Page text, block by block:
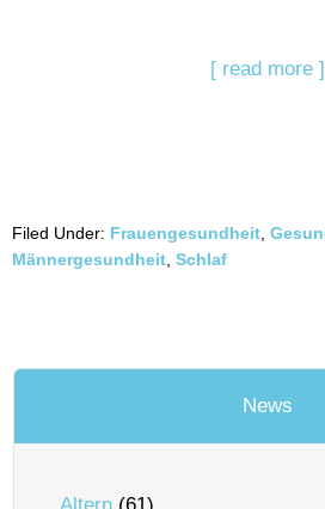
[ read more ]
Filed Under: Frauengesundheit
Männergesundheit Schlaf
News